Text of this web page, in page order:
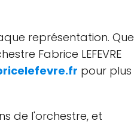
représentation. Que
Fabrice LEFEVRE
pour plus
de l'orchestre, et